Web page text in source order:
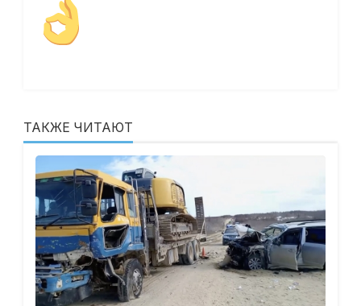
ТАКЖЕ ЧИТАЮТ